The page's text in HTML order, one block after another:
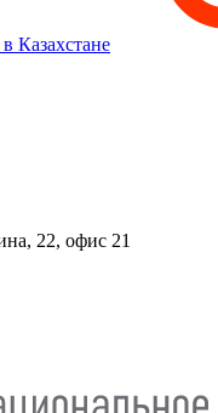
Казахстане
22, офис 21